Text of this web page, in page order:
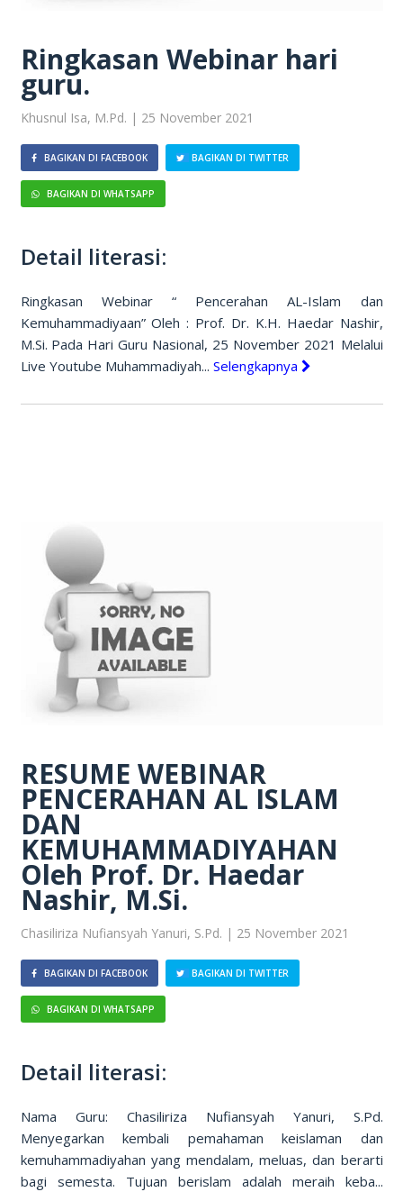
Ringkasan Webinar hari
guru.
Khusnul Isa, M.Pd. | 25 November 2021
BAGIKAN DI FACEBOOK BAGIKAN DI TWITTER
BAGIKAN DI WHATSAPP
Detail literasi:
Ringkasan Webinar “ Pencerahan AL-Islam dan
Kemuhammadiyaan” Oleh : Prof. Dr. K.H. Haedar Nashir,
M.Si. Pada Hari Guru Nasional, 25 November 2021 Melalui
Live Youtube Muhammadiyah... Selengkapnya
RESUME WEBINAR
PENCERAHAN AL ISLAM
DAN
KEMUHAMMADIYAHAN
Oleh Prof. Dr. Haedar
Nashir, M.Si.
Chasiliriza Nufiansyah Yanuri, S.Pd. | 25 November 2021
BAGIKAN DI FACEBOOK BAGIKAN DI TWITTER
BAGIKAN DI WHATSAPP
Detail literasi:
Nama Guru: Chasiliriza Nufiansyah Yanuri, S.Pd.
Menyegarkan kembali pemahaman keislaman dan
kemuhammadiyahan yang mendalam, meluas, dan berarti
bagi semesta. Tujuan berislam adalah meraih keba...